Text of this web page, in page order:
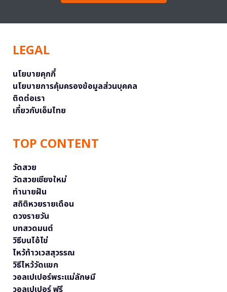
LEGAL
นโยบายคุกกี้
นโยบายการคุ้มครองข้อมูลส่วนบุคคล
ติดต่อเรา
เกี่ยวกับเอ็มไทย
TOP CONTENT
วัดสวย
วัดสวยเชียงใหม่
ทำนายฝัน
สถิติหวยรายเดือน
ดวงรายวัน
บทสวดมนต์
วิธีบนไอ้ไข่
ไหว้ท้าวเวสสุวรรณ
วิธีไหว้วัดแขก
วอลเปเปอร์พระแม่ลักษมี
วอลเปเปอร์ ฟรี